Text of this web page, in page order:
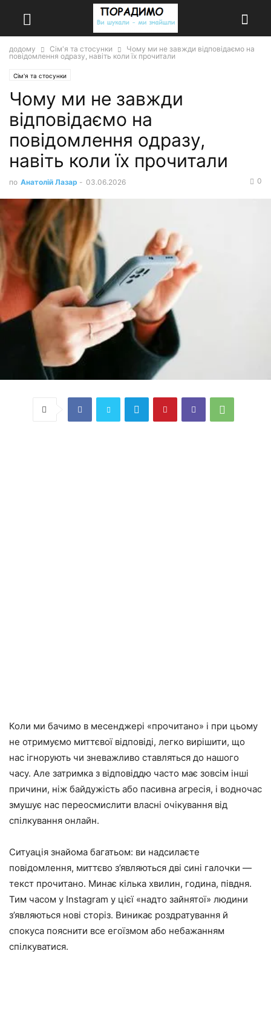
додому Сім'я та стосунки
Чому ми не завжди відповідаємо на
повідомлення одразу, навіть коли їх прочитали
Сім'я та стосунки
Чому ми не завжди
відповідаємо на
повідомлення одразу,
навіть коли їх прочитали
по Анатолій Лазар - 03.06.2026 0
Коли ми бачимо в месенджері «прочитано» і при цьому
не отримуємо миттєвої відповіді, легко вирішити, що
нас ігнорують чи зневажливо ставляться до нашого
часу. Але затримка з відповіддю часто має зовсім інші
причини, ніж байдужість або пасивна агресія, і водночас
змушує нас переосмислити власні очікування від
спілкування онлайн.
Ситуація знайома багатьом: ви надсилаєте
повідомлення, миттєво з’являються дві сині галочки —
текст прочитано. Минає кілька хвилин, година, півдня.
Тим часом у Instagram у цієї «надто зайнятої» людини
з’являються нові сторіз. Виникає роздратування й
спокуса пояснити все егоїзмом або небажанням
спілкуватися.